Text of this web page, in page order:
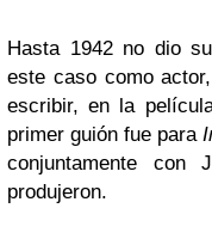
Hasta 1942 no dio
este caso como
escribir, en la
primer guión fue para
conjuntamente con
produjeron.